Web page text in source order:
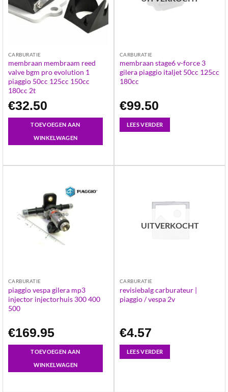
CARBURATIE
membraan membraam reed
valve bgm pro evolution 1
piaggio 50cc 125cc 150cc
180cc 2t
€32.50
TOEVOEGEN AAN
WINKELWAGEN
CARBURATIE
membraan stage6 v-force 3
gilera piaggio italjet 50cc 125cc
180cc
€99.50
LEES VERDER
CARBURATIE
piaggio vespa gilera mp3
injector injectorhuis 300 400
500
€169.95
TOEVOEGEN AAN
WINKELWAGEN
UITVERKOCHT
CARBURATIE
revisiebalg carburateur |
piaggio / vespa 2v
€4.57
LEES VERDER